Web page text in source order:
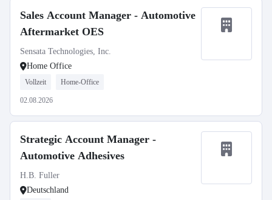
Sales Account Manager - Automotive
Aftermarket OES
Sensata Technologies, Inc.
Home Office
Vollzeit Home-Office
02.08.2026
Strategic Account Manager -
Automotive Adhesives
H.B. Fuller
Deutschland